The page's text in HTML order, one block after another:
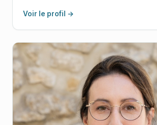
Voir le profil →